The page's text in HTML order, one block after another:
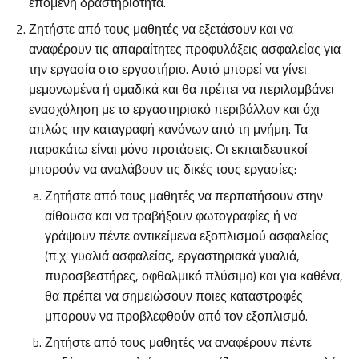
Ζητήστε από τους μαθητές να εξετάσουν και να
αναφέρουν τις απαραίτητες προφυλάξεις ασφαλείας για
την εργασία στο εργαστήριο. Αυτό μπορεί να γίνει
μεμονωμένα ή ομαδικά και θα πρέπει να περιλαμβάνει
ενασχόληση με το εργαστηριακό περιβάλλον και όχι
απλώς την καταγραφή κανόνων από τη μνήμη. Τα
παρακάτω είναι μόνο προτάσεις. Οι εκπαιδευτικοί
μπορούν να αναλάβουν τις δικές τους εργασίες:
Ζητήστε από τους μαθητές να περπατήσουν στην
αίθουσα και να τραβήξουν φωτογραφίες ή να
γράψουν πέντε αντικείμενα εξοπλισμού ασφαλείας
(π.χ. γυαλιά ασφαλείας, εργαστηριακά γυαλιά,
πυροσβεστήρες, οφθαλμικό πλύσιμο) και για καθένα,
θα πρέπει να σημειώσουν ποιες καταστροφές
μπορουν να προβλεφθούν από τον εξοπλισμό.
Ζητήστε από τους μαθητές να αναφέρουν πέντε